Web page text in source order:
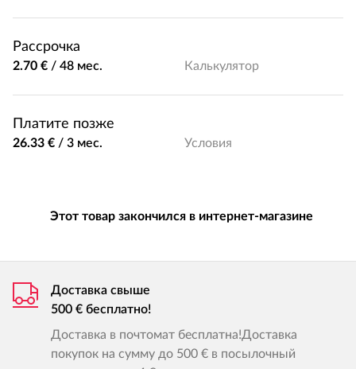
Рассрочка
2.70 € / 48 мес. Калькулятор
Платите позже
26.33 € / 3 мес. Условия
Этот товар закончился в интернет-магазине
Доставка свыше
500 € бесплатно!
Доставка в почтомат бесплатна!Доставка
покупок на сумму до 500 € в посылочный